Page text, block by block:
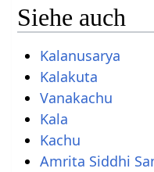
Siehe auch
Kalanusarya
Kalakuta
Vanakachu
Kala
Kachu
Amrita Siddhi